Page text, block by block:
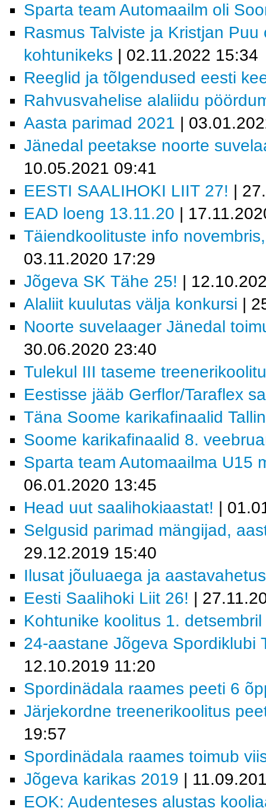
Sparta team Automaailm oli
Rasmus Talviste ja Kristjan
kohtunikeks | 02.11.2022 15:34
Reeglid ja tõlgendused eesti
Rahvusvahelise alaliidu
Aasta parimad 2021 |
Jänedal peetakse noorte
10.05.2021 09:41
EESTI SAALIHOKI LIIT 27! |
EAD loeng 13.11.20 |
Täiendkoolituste info
03.11.2020 17:29
Jõgeva SK Tähe 25! |
Alaliit kuulutas välja konkursi |
Noorte suvelaager Jänedal
30.06.2020 23:40
Tulekul III taseme
Eestisse jääb Gerflor/Taraflex
Täna Soome karikafinaalid
Soome karikafinaalid 8.
Sparta team Automaailma U15
06.01.2020 13:45
Head uut saalihokiaastat! |
Selgusid parimad mängijad,
29.12.2019 15:40
Ilusat jõuluaega ja
Eesti Saalihoki Liit 26! |
Kohtunike koolitus 1. detsembril
24-aastane Jõgeva Spordiklubi
12.10.2019 11:20
Spordinädala raames peeti 6
Järjekordne treenerikoolitus
19:57
Spordinädala raames toimub
Jõgeva karikas 2019 |
EOK: Audenteses alustas